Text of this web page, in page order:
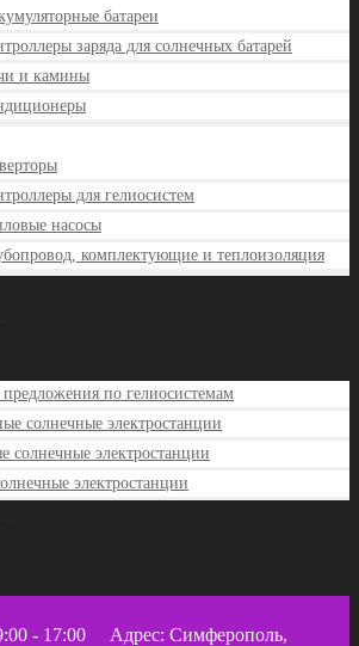
батареи
заряда для солнечных батарей
и камины
для гелиосистем
насосы
комплектующие и теплоизоляция
по гелиосистемам
солнечные электростанции
солнечные электростанции
электростанции
- 17:00
Адрес: Симферополь,